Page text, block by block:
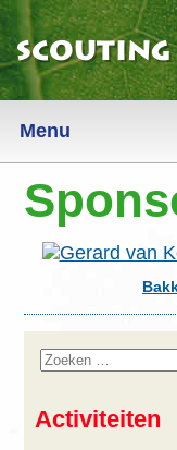
Scouting
Menu
Nieuws
Informatie
AVG
ContactActiviteiten